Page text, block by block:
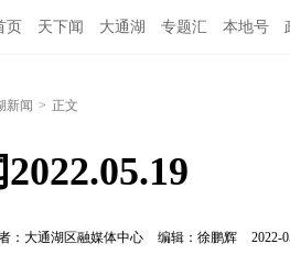
页 天下闻 大通湖 专题汇 本地号
新闻 > 正文
：大通湖区融媒体中心 编辑：徐鹏辉 2022-